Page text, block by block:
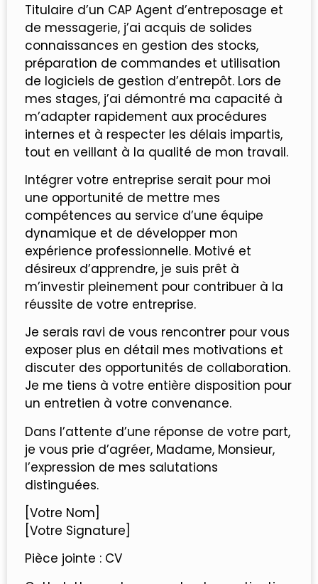
Titulaire d’un CAP Agent d’entreposage et
de messagerie, j’ai acquis de solides
connaissances en gestion des stocks,
préparation de commandes et utilisation
de logiciels de gestion d’entrepôt. Lors de
mes stages, j’ai démontré ma capacité à
m’adapter rapidement aux procédures
internes et à respecter les délais impartis,
tout en veillant à la qualité de mon travail.
Intégrer votre entreprise serait pour moi
une opportunité de mettre mes
compétences au service d’une équipe
dynamique et de développer mon
expérience professionnelle. Motivé et
désireux d’apprendre, je suis prêt à
m’investir pleinement pour contribuer à la
réussite de votre entreprise.
Je serais ravi de vous rencontrer pour vous
exposer plus en détail mes motivations et
discuter des opportunités de collaboration.
Je me tiens à votre entière disposition pour
un entretien à votre convenance.
Dans l’attente d’une réponse de votre part,
je vous prie d’agréer, Madame, Monsieur,
l’expression de mes salutations
distinguées.
[Votre Nom]
[Votre Signature]
Pièce jointe : CV